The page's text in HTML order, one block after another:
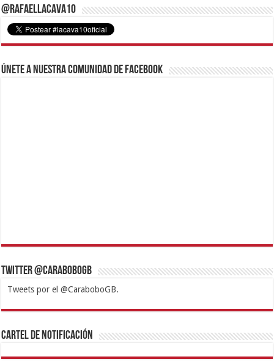
@RafaelLacava10
Únete a nuestra comunidad de Facebook
Twitter @CaraboboGB
Tweets por el @CaraboboGB.
1xbetBetturkeyBetistKralbetSupertotobetTipobetMatadorbetMariobet
https://mvbcasino.com/
Cartel de Notificación